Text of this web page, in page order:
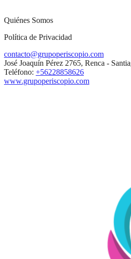
Quiénes Somos
Política de Privacidad
contacto@grupoperiscopio.com
José Joaquín Pérez 2765, Renca -
Teléfono: +56228858626
www.grupoperiscopio.com